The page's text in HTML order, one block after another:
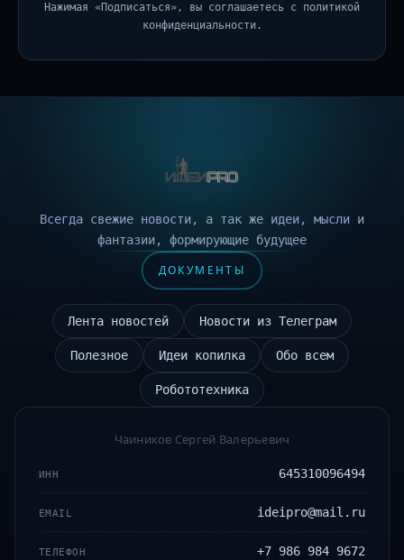
Нажимая «Подписаться», вы соглашаетесь с политикой
конфиденциальности.
Всегда свежие новости, а так же идеи, мысли и
фантазии, формирующие будущее
ДОКУМЕНТЫ
Лента новостей Новости из Телеграм
Полезное Идеи копилка Обо всем
Робототехника
Чаиников Сергей Валерьевич
ИНН 645310096494
EMAIL ideipro@mail.ru
ТЕЛЕФОН +7 986 984 9672